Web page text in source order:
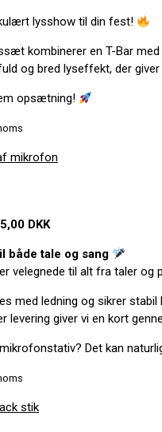
lysshow til din fest!
kombinerer en T-Bar
og bred lyseffekt, der
opsætning!
DKK
både tale og sang
velegnede til alt fra taler
med ledning og sikrer
levering giver vi en kort
Det kan